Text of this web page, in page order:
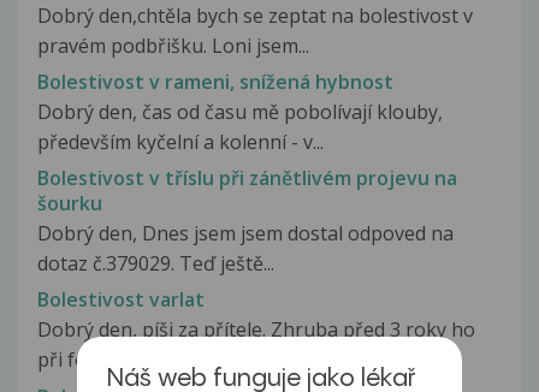
Dobrý den,chtěla bych se zeptat na bolestivost v
pravém podbřišku. Loni jsem...
Bolestivost v rameni, snížená hybnost
Dobrý den, čas od času mě pobolívají klouby,
především kyčelní a kolenní - v...
Bolestivost v tříslu při zánětlivém projevu na
šourku
Dobrý den, Dnes jsem jsem dostal odpoved na
dotaz č.379029. Teď ještě...
Bolestivost varlat
Dobrý den, píši za přítele. Zhruba před 3 roky ho
při fotbale spoluhráč nakopl...
Náš web funguje jako lékař